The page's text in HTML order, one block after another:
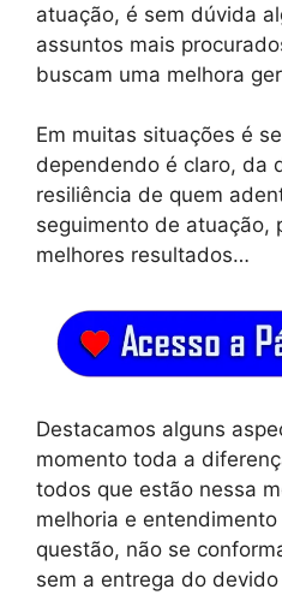
atuação, é sem dúvida
assuntos mais
buscam uma melhora
Em muitas situações é
dependendo é claro, da
resiliência de quem
seguimento de atuação,
melhores resultados…
Destacamos alguns
momento toda a
todos que estão nessa
melhoria e
questão, não se
sem a entrega do